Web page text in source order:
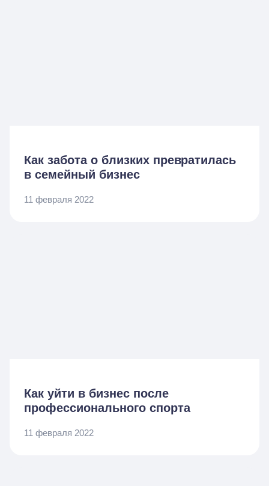
Как забота о близких превратилась
в семейный бизнес
11 февраля 2022
Как уйти в бизнес после
профессионального спорта
11 февраля 2022